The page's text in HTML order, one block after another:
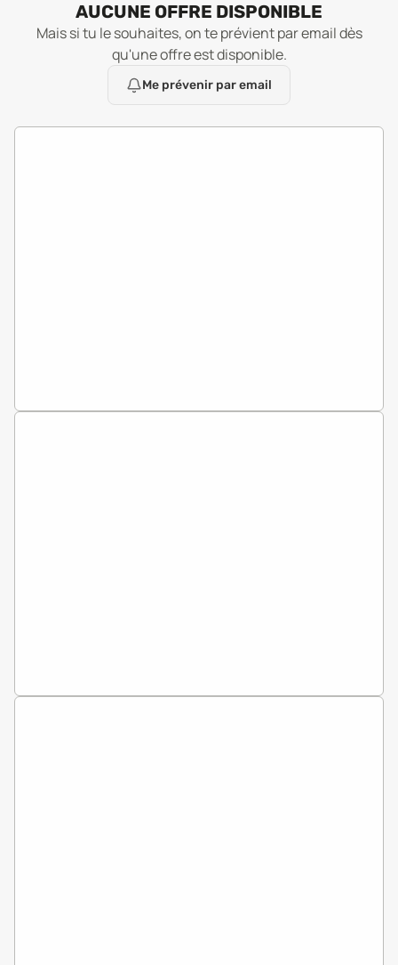
AUCUNE OFFRE DISPONIBLE
Mais si tu le souhaites, on te prévient par email dès
qu'une offre est disponible.
Me prévenir par email